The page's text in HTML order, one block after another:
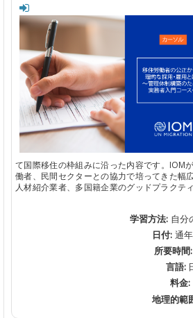
て国際移住の枠組みに沿った内容で
働者、民間セクターとの協力で培っ
人材紹介業者、多国籍企業のグッド
学習